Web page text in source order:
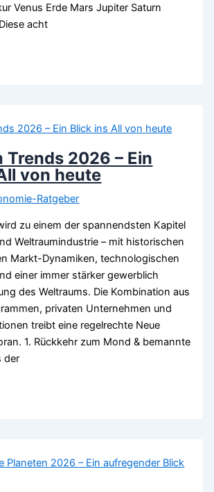
Venus Erde Mars Jupiter Saturn
acht
Trends 2026 – Ein
von heute
Ratgeber
zu einem der spannendsten Kapitel
Weltraumindustrie – mit historischen
Markt-Dynamiken, technologischen
einer immer stärker gewerblich
des Weltraums. Die Kombination aus
privaten Unternehmen und
treibt eine regelrechte Neue
1. Rückkehr zum Mond & bemannte
der